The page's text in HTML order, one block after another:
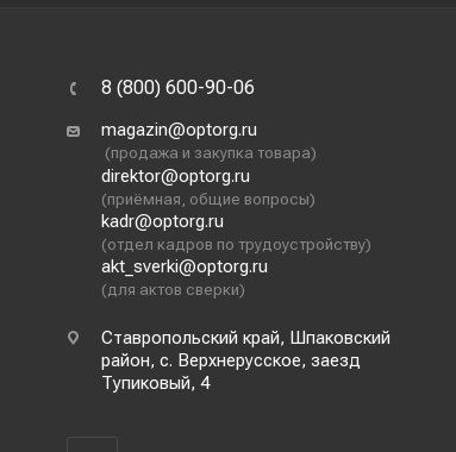
8 (800) 600-90-06
magazin@optorg.ru
(продажа и закупка товара)
direktor@optorg.ru
(приёмная, общие вопросы)
kadr@optorg.ru
(отдел кадров по трудоустройству)
akt_sverki@optorg.ru
(для актов сверки)
Ставропольский край, Шпаковский
район, с. Верхнерусское, заезд
Тупиковый, 4